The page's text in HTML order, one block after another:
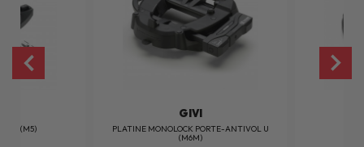
(M5)
GIVI
PLATINE MONOLOCK PORTE-ANTIVOL U
(M6M)